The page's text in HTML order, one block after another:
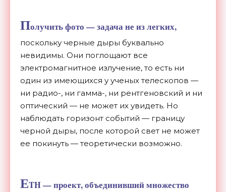
Получить фото — задача не из легких,
поскольку черные дыры буквально
невидимы. Они поглощают все
электромагнитное излучение, то есть ни
один из имеющихся у ученых телескопов —
ни радио-, ни гамма-, ни рентгеновский и ни
оптический — не может их увидеть. Но
наблюдать горизонт событий — границу
черной дыры, после которой свет не может
ее покинуть — теоретически возможно.
ETH — проект, объединивший множество